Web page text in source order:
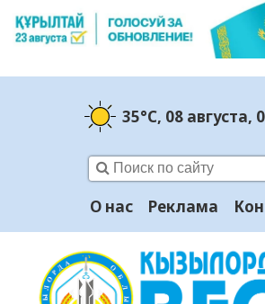
35°C, 08 августа,
О нас Реклама